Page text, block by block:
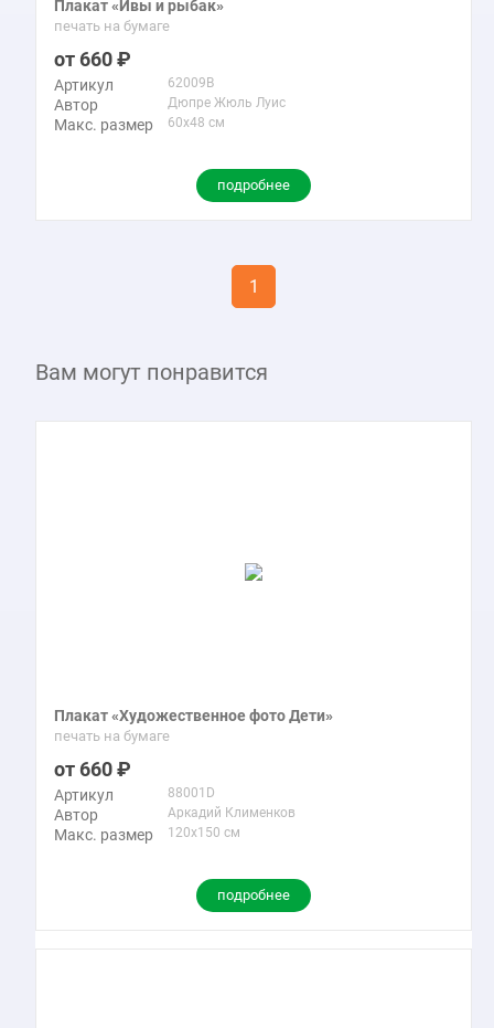
Плакат «Ивы и рыбак»
печать на бумаге
660
Артикул 62009B
Автор Дюпре Жюль Луис
Макс. размер 60x48 см
подробнее
1
Вам могут понравится
Плакат «Художественное фото Дети»
печать на бумаге
660
Артикул 88001D
Автор Аркадий Клименков
Макс. размер 120x150 см
подробнее